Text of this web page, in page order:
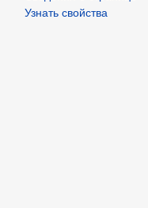
Узнать свойства